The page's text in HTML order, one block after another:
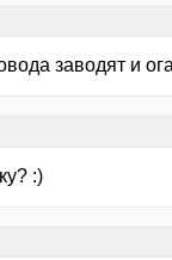
заводят и
:)